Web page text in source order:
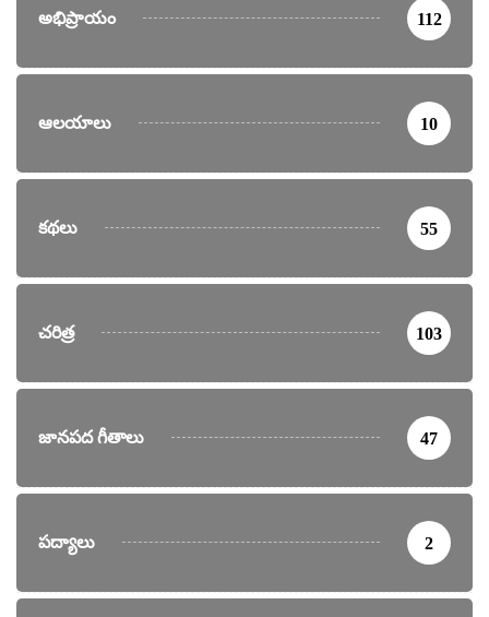
అభిప్రాయం 112
ఆలయాలు 10
కథలు 55
చరిత్ర 103
జానపద గీతాలు 47
పద్యాలు 2